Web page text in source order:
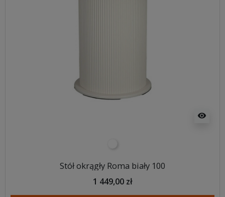
visibility
Stół okrągły Roma biały 100
1 449,00 zł